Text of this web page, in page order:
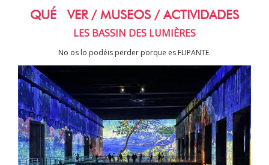
QUÉ VER / MUSEOS / ACTIVIDADES
LES BASSIN DES LUMIÈRES
No os lo podéis perder porque es FLIPANTE.